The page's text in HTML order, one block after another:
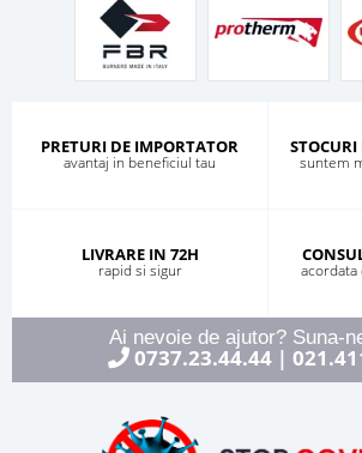
PRETURI DE IMPORTATOR
avantaj in beneficiul tau suntem
LIVRARE IN 72H
rapid si sigur
Ai nevoie de ajutor? Suna-
0737.23.44.44|